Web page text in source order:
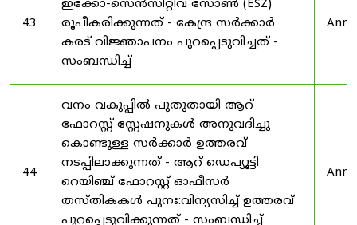
43
ഇക്കോ-സെൻസിറ്റീവ് സോൺ (ESZ)
രൂപീകരിക്കുന്നത് - കേന്ദ്ര സർക്കാർ
കരട് വിജ്ഞാപനം പുറപ്പെടുവിച്ചത് -
സംബന്ധിച്ച്
44
വനം വകുപ്പിൽ പുതുതായി ആറ്
ഫോറസ്റ്റ് സ്റ്റേഷനുകൾ അനുവദിച്ചു
കൊണ്ടുള്ള സർക്കാർ ഉത്തരവ്
നടപ്പിലാക്കുന്നത് - ആറ് ഡെപ്യൂട്ടി
റെയിഞ്ച് ഫോറസ്റ്റ് ഓഫീസർ
തസ്തികകൾ പുനഃ:വിന്യസിച്ച് ഉത്തരവ്
പുറപ്പെടുവിക്കുന്നത് - സംബന്ധിച്ച്